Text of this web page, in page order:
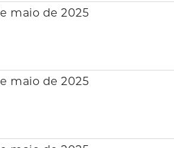
maio de 2025
maio de 2025